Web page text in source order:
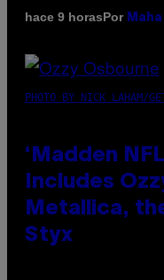
hace 9 horasPor
PHOTO BY NICK LAHAM/
‘Madden
Includes
Metallica,
Styx